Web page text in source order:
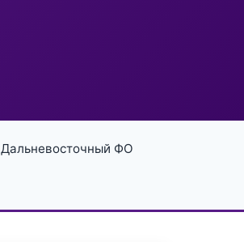
Дальневосточный ФО